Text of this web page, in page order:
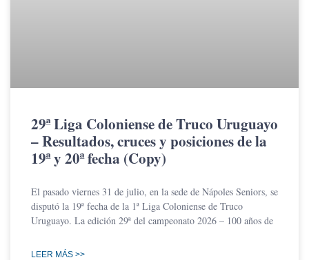
29ª Liga Coloniense de Truco Uruguayo
– Resultados, cruces y posiciones de la
19ª y 20ª fecha (Copy)
El pasado viernes 31 de julio, en la sede de Nápoles Seniors, se
disputó la 19ª fecha de la 1ª Liga Coloniense de Truco
Uruguayo. La edición 29ª del campeonato 2026 – 100 años de
LEER MÁS >>